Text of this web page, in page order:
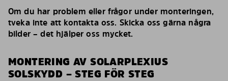
Om du har problem eller frågor under monteringen,
tveka inte att kontakta oss. Skicka oss gärna några
bilder – det hjälper oss mycket.
MONTERING AV SOLARPLEXIUS
SOLSKYDD – STEG FÖR STEG